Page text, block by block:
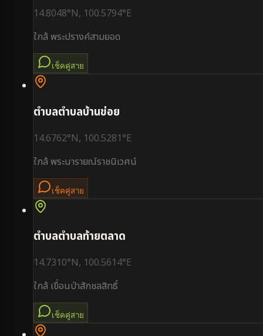
14.8048°N, 100.5794°E
ใกล้พระปรางค์สามยอด
เช็คคู่สาย
ตำบลตำบลบ้านข่อย
14.6762°N, 100.5281°E
ใกล้พระนารายณ์ราชนิเวศน์
เช็คคู่สาย
ตำบลตำบลท้ายตลาด
14.7310°N, 100.5614°E
ใกล้ เขื่อนป่าสักชลสิทธิ์
เช็คคู่สาย